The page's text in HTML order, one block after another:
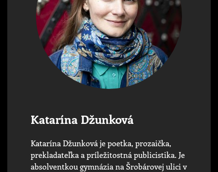
Katarína Džunková
Katarína Džunková je poetka, prozaička,
prekladateľka a príležitostná publicistika. Je
absolventkou gymnázia na Šrobárovej ulici v